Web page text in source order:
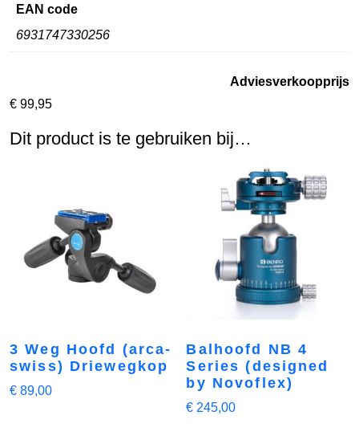
EAN code
6931747330256
Adviesverkoopprijs
€ 99,95
Dit product is te gebruiken bij…
3 Weg Hoofd (arca-
swiss) Driewegkop
€ 89,00
Balhoofd NB 4
Series (designed
by Novoflex)
€ 245,00